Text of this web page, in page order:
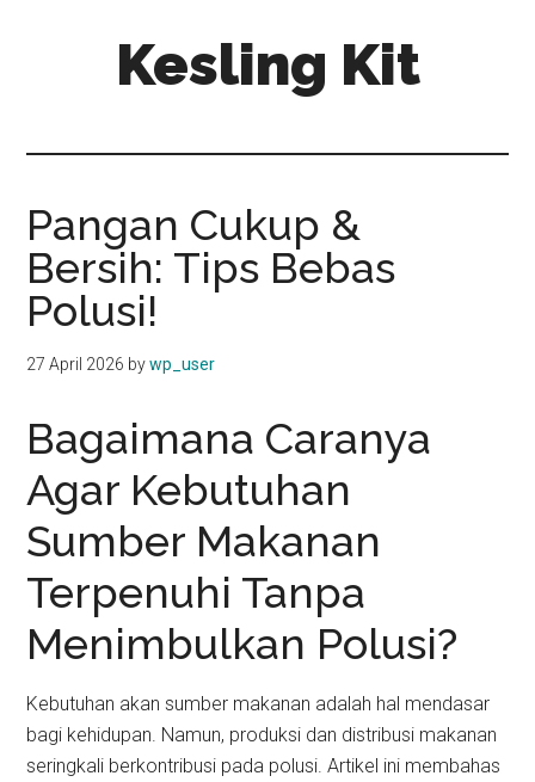
Kesling Kit
Pangan Cukup &
Bersih: Tips Bebas
Polusi!
27 April 2026 bywp_user
Bagaimana Caranya
Agar Kebutuhan
Sumber Makanan
Terpenuhi Tanpa
Menimbulkan Polusi?
Kebutuhan akan sumber makanan adalah hal mendasar
bagi kehidupan. Namun, produksi dan distribusi makanan
seringkali berkontribusi pada polusi. Artikel ini membahas